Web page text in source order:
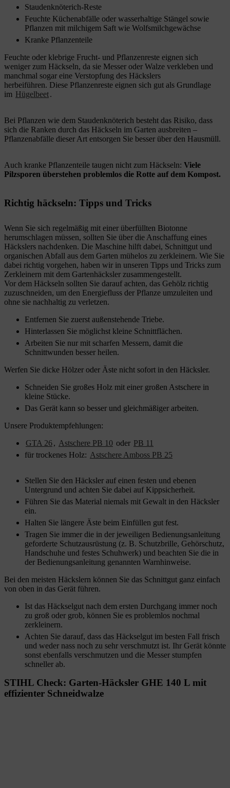
Staudenknöterich-Reste
Feuchte Küchenabfälle oder wasserhaltige Stängel sowie
Pflanzen mit milchigem Saft wie Wolfsmilchgewächse
Kranke Pflanzenteile
Feuchte oder klebrige Frucht- und Pflanzenreste eignen sich
weniger zum Häckseln, da sie Messer oder Walze verkleben und
manchmal sogar eine Verstopfung des Häckslers
herbeiführen. Diese Pflanzenreste eignen sich gut als Grundlage
im Hügelbeet.
Bei Pflanzen wie dem Staudenknöterich besteht das Risiko, dass
sich die Ranken durch das Häckseln im Garten ausbreiten –
Pflanzenabfälle dieser Art entsorgen Sie besser über den Hausmüll.
Auch kranke Pflanzenteile taugen nicht zum Häckseln: Viele
Pilzsporen überstehen problemlos die Rotte auf dem Kompost.
Richtig häckseln: Tipps und Tricks
Wenn Sie sich regelmäßig mit einer überfüllten Biotonne
herumschlagen müssen, sollten Sie über die Anschaffung eines
Häckslers nachdenken. Die Maschine hilft dabei, Schnittgut und
organischen Abfall aus dem Garten mühelos zu zerkleinern. Wie Sie
dabei richtig vorgehen, haben wir in unseren Tipps und Tricks zum
Zerkleinern mit dem Gartenhäcksler zusammengestellt.
Vor dem Häckseln sollten Sie darauf achten, das Gehölz richtig
zuzuschneiden, um den Energiefluss der Pflanze umzuleiten und
ohne sie nachhaltig zu verletzen.
Entfernen Sie zuerst außenstehende Triebe.
Hinterlassen Sie möglichst kleine Schnittflächen.
Arbeiten Sie nur mit scharfen Messern, damit die
Schnittwunden besser heilen.
Werfen Sie dicke Hölzer oder Äste nicht sofort in den Häcksler.
Schneiden Sie großes Holz mit einer großen Astschere in
kleine Stücke.
Das Gerät kann so besser und gleichmäßiger arbeiten.
Unsere Produktempfehlungen:
GTA 26, Astschere PB 10 oder PB 11
für trockenes Holz: Astschere Amboss PB 25
Stellen Sie den Häcksler auf einen festen und ebenen
Untergrund und achten Sie dabei auf Kippsicherheit.
Führen Sie das Material niemals mit Gewalt in den Häcksler
ein.
Halten Sie längere Äste beim Einfüllen gut fest.
Tragen Sie immer die in der jeweiligen Bedienungsanleitung
geforderte Schutzausrüstung (z. B. Schutzbrille, Gehörschutz,
Handschuhe und festes Schuhwerk) und beachten Sie die in
der Bedienungsanleitung genannten Warnhinweise.
Bei den meisten Häckslern können Sie das Schnittgut ganz einfach
von oben in das Gerät führen.
Ist das Häckselgut nach dem ersten Durchgang immer noch
zu groß oder grob, können Sie es problemlos nochmal
zerkleinern.
Achten Sie darauf, dass das Häckselgut im besten Fall frisch
und weder nass noch zu sehr verschmutzt ist. Ihr Gerät könnte
sonst ebenfalls verschmutzen und die Messer stumpfen
schneller ab.
STIHL Check: Garten-Häcksler GHE 140 L mit
effizienter Schneidwalze